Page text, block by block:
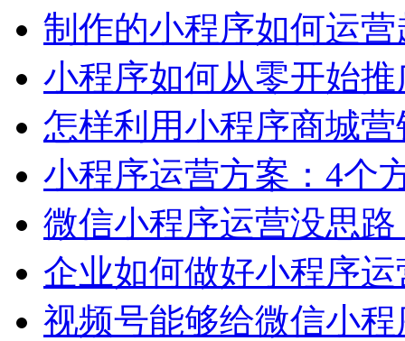
制作的小程序如何运
小程序如何从零开始推
怎样利用小程序商城
小程序运营方案：4个
微信小程序运营没思
企业如何做好小程序运
视频号能够给微信小